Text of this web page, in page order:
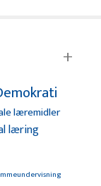
læremidler
læring